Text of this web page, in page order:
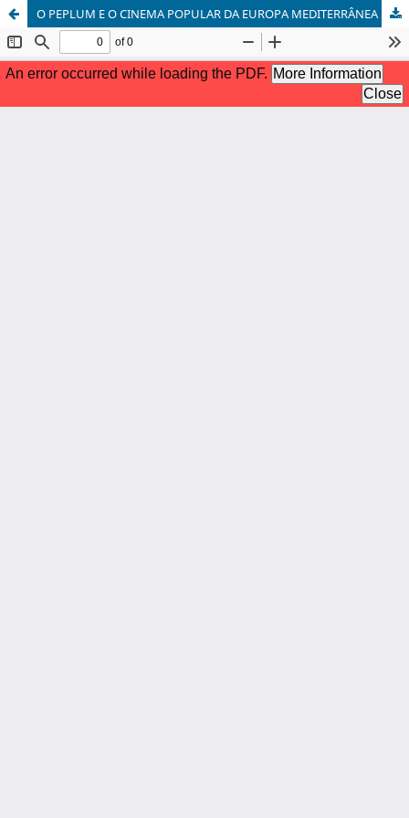
O PEPLUM E O CINEMA POPULAR DA EUROPA MEDITERRÂNEA